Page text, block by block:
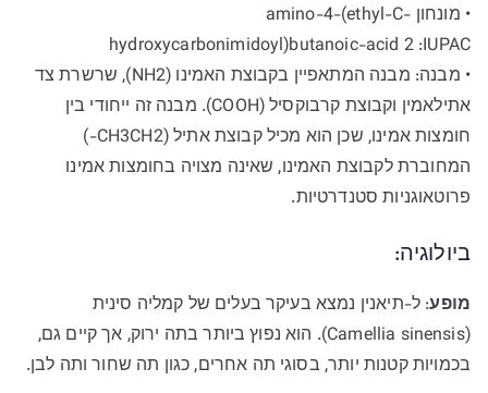
• מונחון amino-4-(ethyl-C-
hydroxycarbonimidoyl)butanoic-acid 2 :IUPAC
• מבנה: מבנה המתאפיין בקבוצת האמינו (NH2), שרשרת צד
אתילאמין וקבוצת קרבוקסיל (COOH). מבנה זה ייחודי בין
חומצות אמינו, שכן הוא מכיל קבוצת אתיל (CH3CH2-)
המחוברת לקבוצת האמינו, שאינה מצויה בחומצות אמינו
פרוטאוגניות סטנדרטיות.
ביולוגיה:
מופע: ל-תיאנין נמצא בעיקר בעלים של קמליה סינית
(Camellia sinensis). הוא נפוץ ביותר בתה ירוק, אך קיים גם,
בכמויות קטנות יותר, בסוגי תה אחרים, כגון תה שחור ותה לבן.